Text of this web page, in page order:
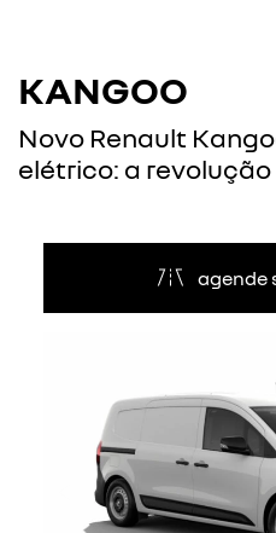
KANGOO
Novo Renault
elétrico: a
agende
Anterior